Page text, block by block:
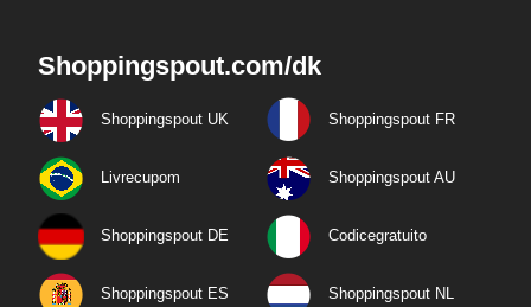
Shoppingspout.com/dk
Shoppingspout UK Shoppingspout FR
Livrecupom Shoppingspout AU
Shoppingspout DE Codicegratuito
Shoppingspout ES Shoppingspout NL